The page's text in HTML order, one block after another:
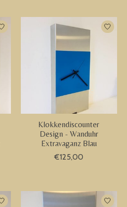
Klokkendiscounter
Design - Wanduhr
Extravaganz Blau
€125,00